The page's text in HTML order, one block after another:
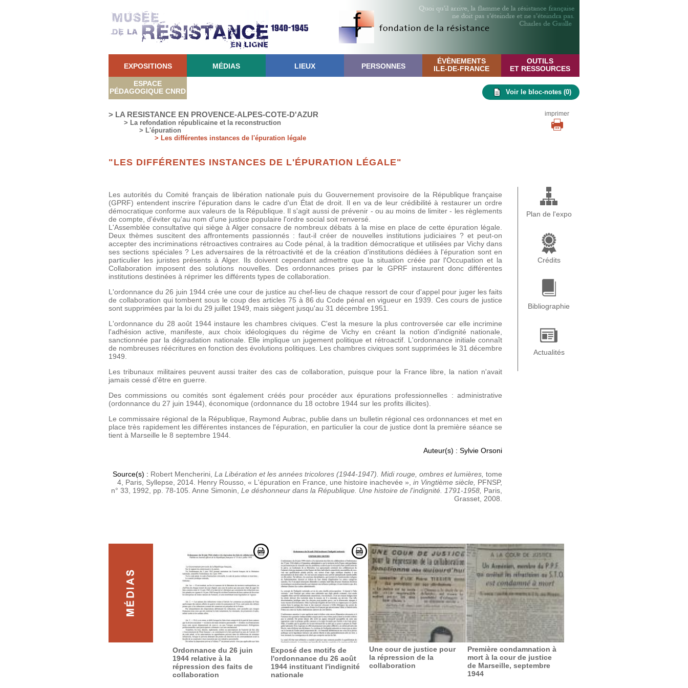
EXPOSITIONS MÉDIAS LIEUX PERSONNES
ÉVÈNEMENTS
ILE-DE-FRANCE
OUTILS
ET RESSOURCES
ESPACE
PÉDAGOGIQUE CNRD Voir le bloc-notes (0)
> LA RESISTANCE EN PROVENCE-ALPES-COTE-D'AZUR
> La refondation républicaine et la reconstruction
> L'épuration
> Les différentes instances de l'épuration légale
imprimer
"LES DIFFÉRENTES INSTANCES DE L'ÉPURATION LÉGALE"
Les autorités du Comité français de libération nationale puis du Gouvernement provisoire de la République française
(GPRF) entendent inscrire l'épuration dans le cadre d'un État de droit. Il en va de leur crédibilité à restaurer un ordre
démocratique conforme aux valeurs de la République. Il s'agit aussi de prévenir - ou au moins de limiter - les règlements
de compte, d'éviter qu'au nom d'une justice populaire l'ordre social soit renversé.
L'Assemblée consultative qui siège à Alger consacre de nombreux débats à la mise en place de cette épuration légale.
Deux thèmes suscitent des affrontements passionnés : faut-il créer de nouvelles institutions judiciaires ? et peut-on
accepter des incriminations rétroactives contraires au Code pénal, à la tradition démocratique et utilisées par Vichy dans
ses sections spéciales ? Les adversaires de la rétroactivité et de la création d'institutions dédiées à l'épuration sont en
particulier les juristes présents à Alger. Ils doivent cependant admettre que la situation créée par l'Occupation et la
Collaboration imposent des solutions nouvelles. Des ordonnances prises par le GPRF instaurent donc différentes
institutions destinées à réprimer les différents types de collaboration.
L'ordonnance du 26 juin 1944 crée une cour de justice au chef-lieu de chaque ressort de cour d'appel pour juger les faits
de collaboration qui tombent sous le coup des articles 75 à 86 du Code pénal en vigueur en 1939. Ces cours de justice
sont supprimées par la loi du 29 juillet 1949, mais siègent jusqu'au 31 décembre 1951.
L'ordonnance du 28 août 1944 instaure les chambres civiques. C'est la mesure la plus controversée car elle incrimine
l'adhésion active, manifeste, aux choix idéologiques du régime de Vichy en créant la notion d'indignité nationale,
sanctionnée par la dégradation nationale. Elle implique un jugement politique et rétroactif. L'ordonnance initiale connaît
de nombreuses réécritures en fonction des évolutions politiques. Les chambres civiques sont supprimées le 31 décembre
1949.
Les tribunaux militaires peuvent aussi traiter des cas de collaboration, puisque pour la France libre, la nation n'avait
jamais cessé d'être en guerre.
Des commissions ou comités sont également créés pour procéder aux épurations professionnelles : administrative
(ordonnance du 27 juin 1944), économique (ordonnance du 18 octobre 1944 sur les profits illicites).
Le commissaire régional de la République, Raymond Aubrac, publie dans un bulletin régional ces ordonnances et met en
place très rapidement les différentes instances de l'épuration, en particulier la cour de justice dont la première séance se
tient à Marseille le 8 septembre 1944.
Auteur(s) : Sylvie Orsoni
Source(s) : Robert Mencherini, La Libération et les années tricolores (1944-1947). Midi rouge, ombres et lumières, tome
4, Paris, Syllepse, 2014. Henry Rousso, « L'épuration en France, une histoire inachevée », in Vingtième siècle, PFNSP,
n° 33, 1992, pp. 78-105. Anne Simonin, Le déshonneur dans la République. Une histoire de l'indignité. 1791-1958, Paris,
Grasset, 2008.
Plan de l'expo
Crédits
Bibliographie
Actualités
Ordonnance du 26 juin
1944 relative à la
répression des faits de
collaboration
Exposé des motifs de
l'ordonnance du 26 août
1944 instituant l'indignité
nationale
Une cour de justice pour
la répression de la
collaboration
Première condamnation à
mort à la cour de justice
de Marseille, septembre
1944